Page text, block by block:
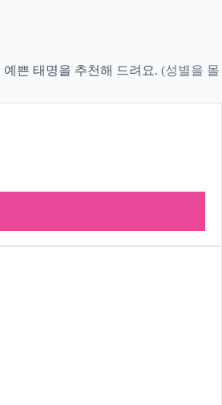
예쁜 태명을 추천해 드려요. (성별을 몰